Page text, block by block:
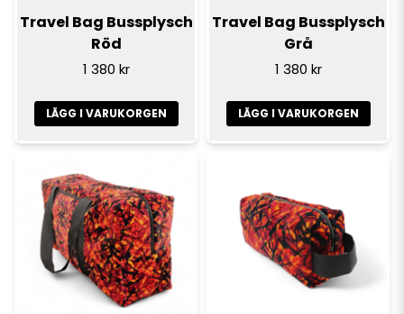
Travel Bag Bussplysch
Röd
1 380 kr
LÄGG I VARUKORGEN
Travel Bag Bussplysch
Grå
1 380 kr
LÄGG I VARUKORGEN